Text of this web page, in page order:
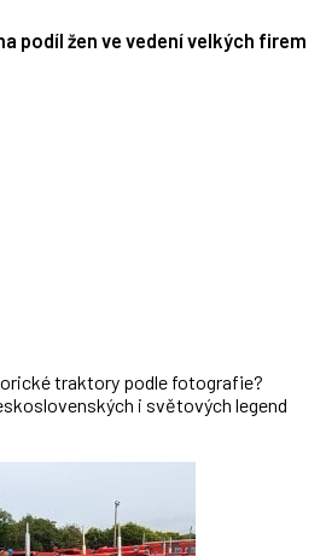
podíl žen ve vedení velkých firem
traktory podle fotografie?
i světových legend